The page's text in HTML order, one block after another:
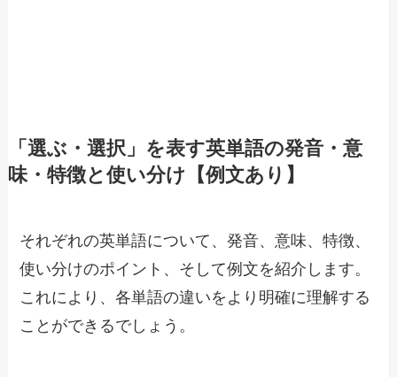
「選ぶ・選択」を表す英単語の発音・意
味・特徴と使い分け【例文あり】
それぞれの英単語について、発音、意味、特徴、
使い分けのポイント、そして例文を紹介します。
これにより、各単語の違いをより明確に理解する
ことができるでしょう。